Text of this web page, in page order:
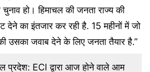
हो। हिमाचल की जनता राज्य की
देने का इंतजार कर रही है. 15 महीनों में जो
उसका जवाब देने के लिए जनता तैयार है.”
प्रदेश: ECI द्वारा आज होने वाले आम